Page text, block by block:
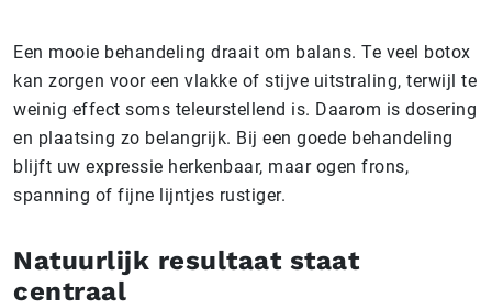
Een mooie behandeling draait om balans. Te veel botox
kan zorgen voor een vlakke of stijve uitstraling, terwijl te
weinig effect soms teleurstellend is. Daarom is dosering
en plaatsing zo belangrijk. Bij een goede behandeling
blijft uw expressie herkenbaar, maar ogen frons,
spanning of fijne lijntjes rustiger.
Natuurlijk resultaat staat
centraal